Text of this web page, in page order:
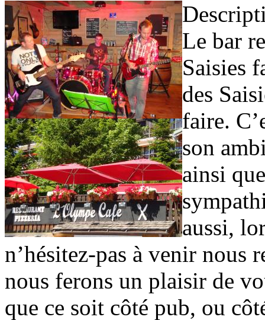
Le bar
Saisies
des
faire.
son
ainsi
aussi,
n’hésitez-pas à venir nous
nous ferons un plaisir de
que ce soit côté pub, ou